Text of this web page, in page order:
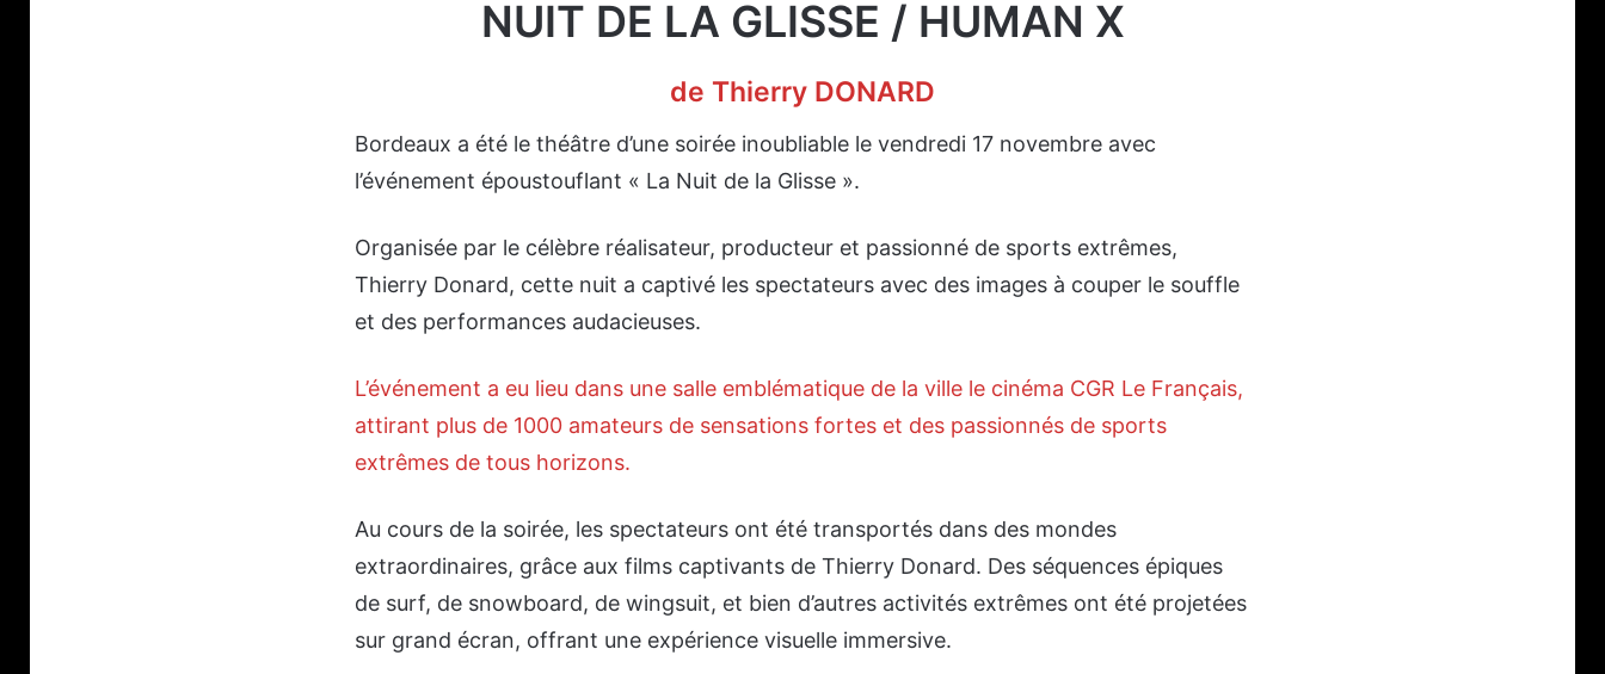
NUIT DE LA GLISSE / HUMAN X
de Thierry DONARD
Bordeaux a été le théâtre d’une soirée inoubliable le vendredi 17 novembre avec
l’événement époustouflant « La Nuit de la Glisse ».
Organisée par le célèbre réalisateur, producteur et passionné de sports extrêmes,
Thierry Donard, cette nuit a captivé les spectateurs avec des images à couper le souffle
et des performances audacieuses.
L’événement a eu lieu dans une salle emblématique de la ville le cinéma CGR Le Français,
attirant plus de 1000 amateurs de sensations fortes et des passionnés de sports
extrêmes de tous horizons.
Au cours de la soirée, les spectateurs ont été transportés dans des mondes
extraordinaires, grâce aux films captivants de Thierry Donard. Des séquences épiques
de surf, de snowboard, de wingsuit, et bien d’autres activités extrêmes ont été projetées
sur grand écran, offrant une expérience visuelle immersive.